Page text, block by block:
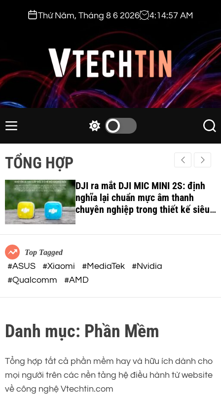
t
o
c
o
e
Thứ Năm, Tháng 8 6 2026 4:14:59 AM
v
c
h
t
i
n
.
c
m
M
e
w
h
c
o
o
d
e
S
e
a
r
h
TỔNG HỢP
DJI ra mắt DJI MIC MINI 2S: định
nghĩa lại chuẩn mực âm thanh
chuyên nghiệp trong thiết kế siêu
nhẹ 12Gram và khả năng ghi âm
32-BIT FLOAT mạnh mẽ
Top Tagged
#ASUS #Xiaomi #MediaTek
#Nvidia
#Qualcomm
#AMD
Danh mục: Phần Mềm
Tổng hợp tất cả phần mềm hay và hữu ích dành cho
mọi người trên các nền tảng hệ điều hành từ website
về công nghệ Vtechtin.com